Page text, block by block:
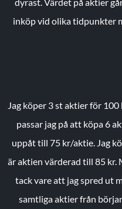
inköp vid olika tidpunkter
Jag köper 3 st aktier för
passar jag på att köpa 6
uppåt till 75 kr/aktie. Jag
är aktien värderad till 85 kr.
tack vare att jag spred ut
samtliga aktier från